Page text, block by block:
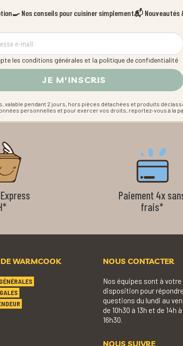
🍳 Nos conseils pour cuisiner simplement📬 Nouveautés
les conditions générales et la politique de confidentialité
valable pendant 2 jours, hors pièces détachées et produits
personnelles et pour exercer vos droits, reportez-vous à la
Paiement 4x
frais*
WARMCOOK NOUS CONTACTER
Nos équipes sont à votre
disposition pour
questions du lundi au
de 10h30 à 13h et de 14h à
16h30.
NOUS SUIVRE